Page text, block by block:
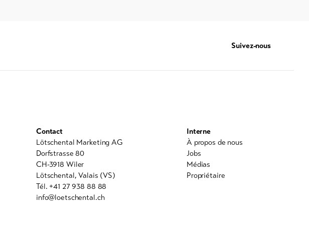
Suivez-nous
Contact
Lötschental Marketing AG
Dorfstrasse 80
CH-3918 Wiler
Lötschental, Valais (VS)
Tél. +41 27 938 88 88
info@loetschental.ch
Interne
À propos de nous
Jobs
Médias
Propriétaire